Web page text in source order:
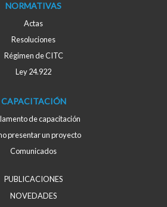
NORMATIVAS
Actas
Resoluciones
Régimen de CITC
Ley 24.922
CAPACITACIÓN
de capacitación
presentar un proyecto
Comunicados
PUBLICACIONES
NOVEDADES